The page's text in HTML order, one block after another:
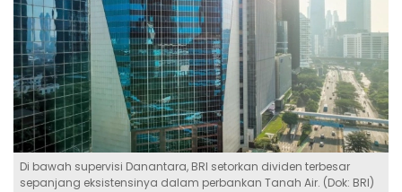
Di bawah supervisi Danantara, BRI setorkan dividen terbesar
sepanjang eksistensinya dalam perbankan Tanah Air. (Dok: BRI)